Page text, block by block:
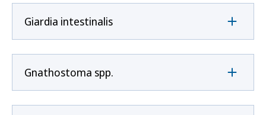
Giardia intestinalis
Gnathostoma spp.